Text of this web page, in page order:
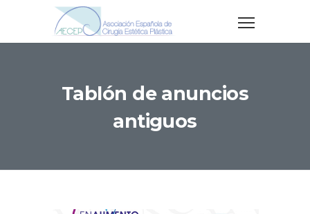
Tablón de anuncios
antiguos